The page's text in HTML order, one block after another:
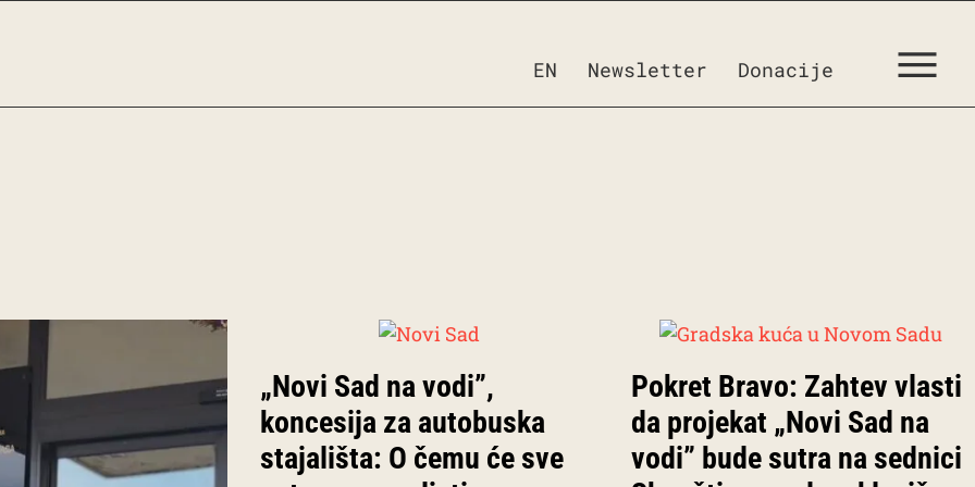
EN Newsletter Donacije
„Novi Sad na vodi”,
koncesija za autobuska
stajališta: O čemu će sve
Pokret Bravo: Zahtev vlasti
da projekat „Novi Sad na
vodi” bude sutra na sednici